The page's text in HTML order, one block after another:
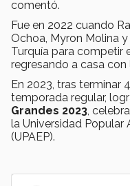
comentó.
Fue en 2022 cuando
Ochoa, Myron Molina
Turquía para competir
regresando a casa con
En 2023, tras terminar
temporada regular,
Grandes 2023 ,
la Universidad
(UPAEP).